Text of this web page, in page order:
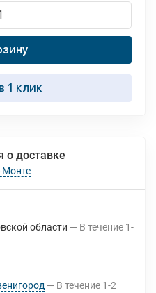
1 клик
о доставке
Монте
области В течение 1-
В течение 1-2